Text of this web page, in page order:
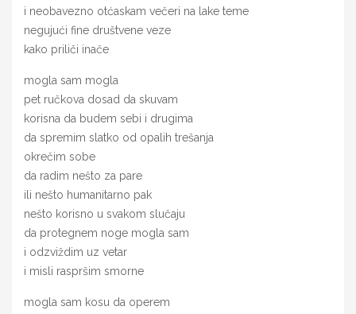
i neobavezno otćaskam večeri na lake teme
negujući fine društvene veze
kako priliči inače
mogla sam mogla
pet ručkova dosad da skuvam
korisna da budem sebi i drugima
da spremim slatko od opalih trešanja
okrečim sobe
da radim nešto za pare
ili nešto humanitarno pak
nešto korisno u svakom slučaju
da protegnem noge mogla sam
i odzviždim uz vetar
i misli raspršim smorne
mogla sam kosu da operem